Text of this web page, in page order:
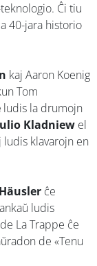
Ĉi tiu
40-jara historio
kaj Aaron Koenig
Tom
ludis la drumojn
Kladniew el
ludis klavarojn en
ĉe
ludis
La Trappe ĉe
de «Tenu